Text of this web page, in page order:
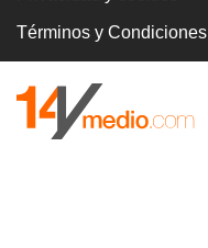
Términos y Condiciones